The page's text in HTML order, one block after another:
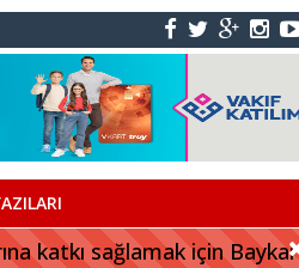
katkı sağlamak için Baykar